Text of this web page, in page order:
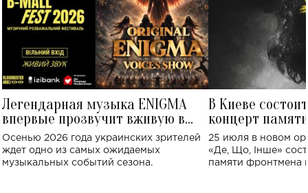
Легендарная музыка ENIGMA
впервые прозвучит вживую в
Украине: где состоится концерт
Осенью 2026 года украинских зрителей
ждет одно из самых ожидаемых
музыкальных событий сезона.
В Киеве
концерт
Клименко:
исполнят песни
25 июля в новом
«Де, Що, Інше»
памяти фронтмена